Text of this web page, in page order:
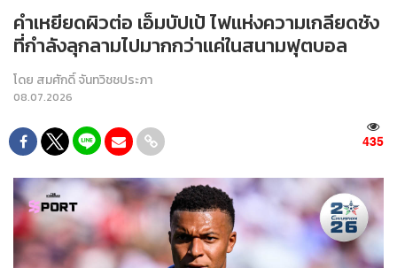
คำเหยียดผิวต่อ เอ็มบัปเป้ ไฟแห่งความเกลียดชัง
ที่กำลังลุกลามไปมากกว่าแค่ในสนามฟุตบอล
โดย สมศักดิ์ จันทวิชชประภา
08.07.2026
435